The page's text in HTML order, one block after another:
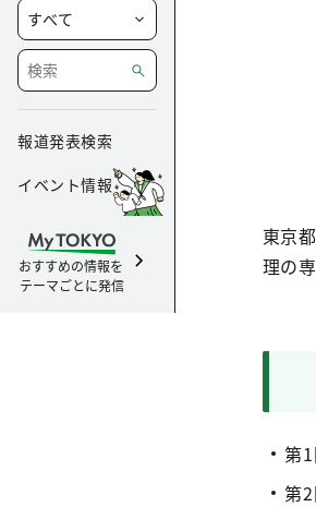
報道発表検索
イベント情報
おすすめの情報を
テーマごとに発信
東京
理の
第
第